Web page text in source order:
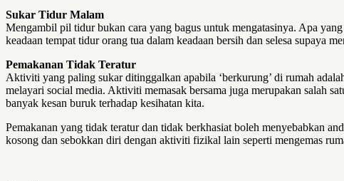
Sukar Tidur Malam
Mengambil pil tidur bukan cara yang bagus untuk mengatasinya. Apa
keadaan tempat tidur orang tua dalam keadaan bersih dan selesa supaya
Pemakanan Tidak Teratur
Aktiviti yang paling sukar ditinggalkan apabila ‘berkurung’ di rumah
melayari social media. Aktiviti memasak bersama juga merupakan salah
banyak kesan buruk terhadap kesihatan kita.
Pemakanan yang tidak teratur dan tidak berkhasiat boleh menyebabkan
kosong dan sebokkan diri dengan aktiviti fizikal lain seperti mengemas